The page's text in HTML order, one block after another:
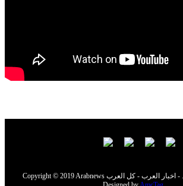
Copyright © 2019 Arabnews اخبار العرب - كل العرب - . All Rights Reserved.